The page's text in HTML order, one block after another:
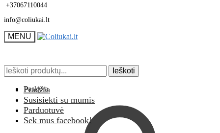
+37067110044
info@coliukai.lt
MENU
Ieškoti: Ieškoti
Paskyra
Ieškoti: Ieškoti
Pradžia
Susisiekti su mumis
Parduotuvė
Sek mus facebook!